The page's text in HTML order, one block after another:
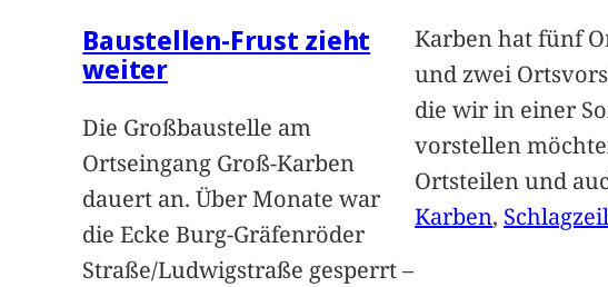
Baustellen-Frust zieht
weiter
Die Großbaustelle am
Ortseingang Groß-Karben
dauert an. Über Monate war
die Ecke Burg-Gräfenröder
Straße/Ludwigstraße gesperrt –
Karben hat fünf
und zwei
die wir in einer
vorstellen
Ortsteilen und
Karben,